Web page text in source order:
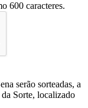
600 caracteres.
serão sorteadas, a
Sorte, localizado